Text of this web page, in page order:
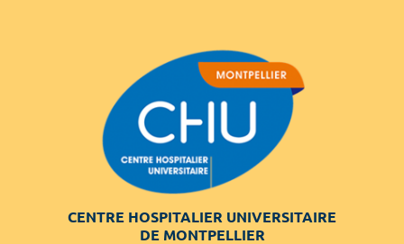
CENTRE HOSPITALIER UNIVERSITAIRE
DE MONTPELLIER